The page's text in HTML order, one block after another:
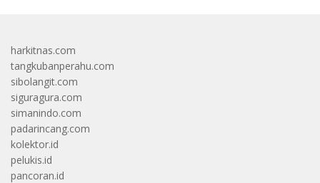
harkitnas.com
tangkubanperahu.com
sibolangit.com
siguragura.com
simanindo.com
padarincang.com
kolektor.id
pelukis.id
pancoran.id